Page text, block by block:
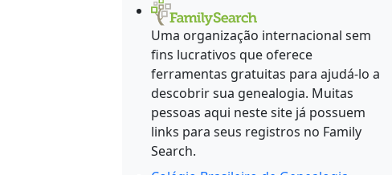
Uma organização internacional sem
fins lucrativos que oferece
ferramentas gratuitas para ajudá-lo a
descobrir sua genealogia. Muitas
pessoas aqui neste site já possuem
links para seus registros no Family
Search.